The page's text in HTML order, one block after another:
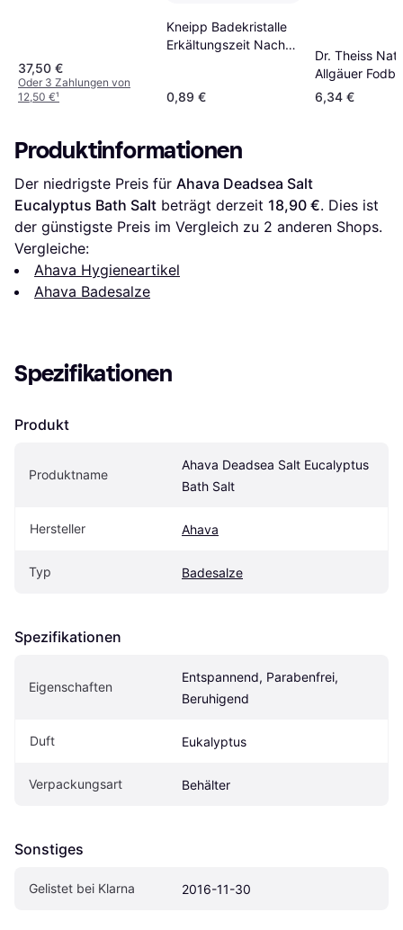
37,50 €
Oder 3 Zahlungen von
12,50 €¹
Kneipp Badekristalle
Erkältungszeit Nacht
0,89 €
Dr. Theiss
Allgäuer
med
trætte fødder
6,34 €
Produktinformationen
Der niedrigste Preis für Ahava Deadsea Salt
Eucalyptus Bath Salt beträgt derzeit 18,90 €. Dies ist
der günstigste Preis im Vergleich zu 2 anderen Shops.
Vergleiche:
Ahava Hygieneartikel
Ahava Badesalze
Spezifikationen
Produkt
Produktname
Ahava Deadsea Salt Eucalyptus
Bath Salt
Hersteller Ahava
Typ Badesalze
Spezifikationen
Eigen­schaften
Entspannend, Parabenfrei,
Beruhigend
Duft Eukalyptus
Verpackungsart Behälter
Sonstiges
Gelistet bei Klarna 2016-11-30